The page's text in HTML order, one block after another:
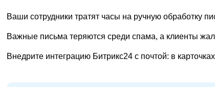
Ваши сотрудники тратят часы на ручную обработку
Важные письма теряются среди спама, а клиенты
Внедрите интеграцию Битрикс24 с почтой: в